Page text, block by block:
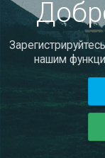
нашим